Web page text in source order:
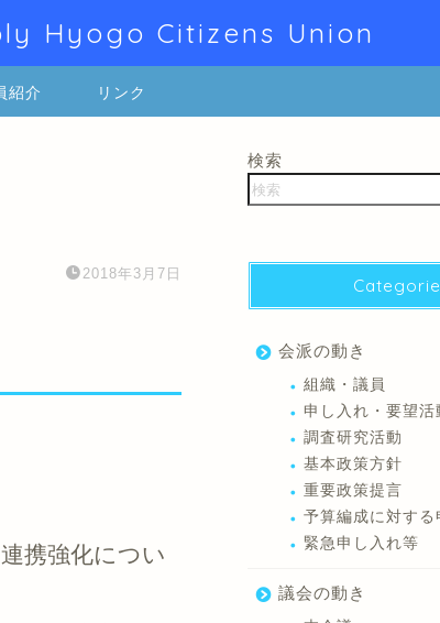
Hyogo Citizens Union
紹介 リンク
2018年3月7日
携強化につい
検索
会派の動き
組織・議員
申し入れ・要望活
調査研究活動
基本政策方針
重要政策提言
予算編成に対する
緊急申し入れ等
議会の動き